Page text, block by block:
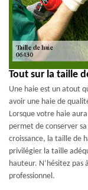
Tout sur la taille
Une haie est un atout
avoir une haie de
Lorsque votre haie
permet de conserver
croissance, la taille de
privilégier la taille
hauteur. N’hésitez
professionnel.